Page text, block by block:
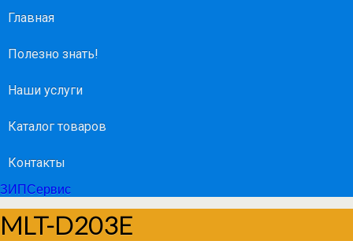
Главная
Полезно знать!
Наши услуги
Каталог товаров
Контакты
ЗИПСервис
MLT-D203E